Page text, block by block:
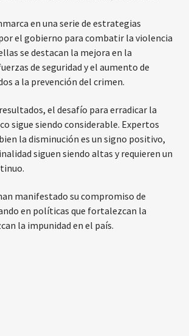
en una serie de estrategias
el gobierno para combatir la violencia
se destacan la mejora en la
de seguridad y el aumento de
a la prevención del crimen.
el desafío para erradicar la
sigue siendo considerable. Expertos
la disminución es un signo positivo,
siguen siendo altas y requieren un
manifestado su compromiso de
en políticas que fortalezcan la
la impunidad en el país.